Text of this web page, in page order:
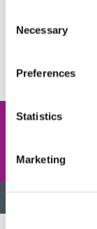
Selection
Necessary
Preferences
Statistics
Marketing